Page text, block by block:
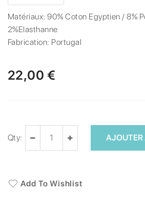
Matériaux:90% Coton Egyptien / 8%
2%Elasthanne
Fabrication: Portugal
22,00 €
Qty: AJOUTER
Add To Wishlist